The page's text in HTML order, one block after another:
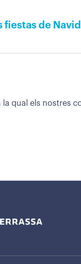
de
qual els nostres